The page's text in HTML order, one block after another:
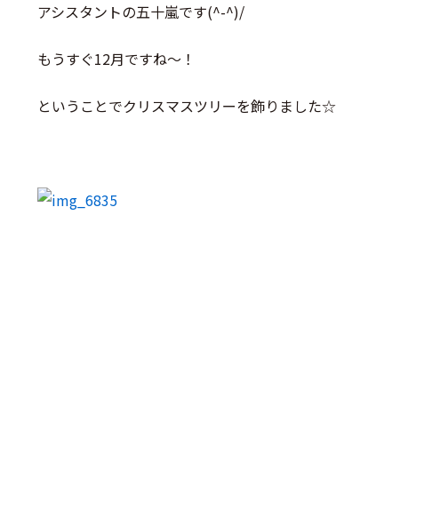
アシスタントの五十嵐です(^-^)/
もうすぐ12月ですね～！
ということでクリスマスツリーを飾りました☆